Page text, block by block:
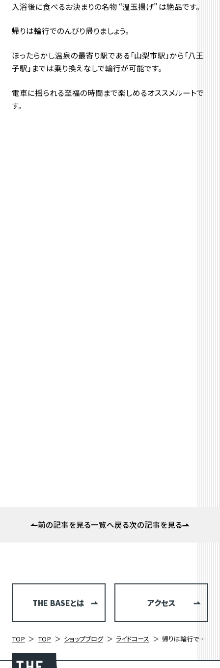
入浴後に食べるお決まりの名物 “温玉揚げ” は絶品です。
帰りは輪行でのんびり帰りましょう。
ほったらかし温泉の最寄り駅である「山梨市駅」から「八王
子駅」までは乗り換えなしで輪行が可能です。
電車に揺られる至福の時間まで楽しめるオススメルートで
す。
前の記事を見る一覧へ戻る次の記事を見る
THE BASEとは アクセス
TOP TOP ショップブログ ライドコース 帰りは輪行でらくらく！絶景ほったらかし温泉♨